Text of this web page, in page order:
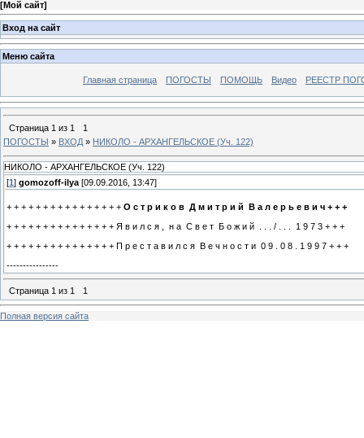
[Мой сайт]
Вход на сайт
Меню сайта
Главная страница ПОГОСТЫ ПОМОЩЬ Видео РЕЕСТР
Страница 1 из 1
1
ПОГОСТЫ » ВХОД » НИКОЛО - АРХАНГЕЛЬСКОЕ (Уч. 122)
НИКОЛО - АРХАНГЕЛЬСКОЕ (Уч. 122)
[1 ] gomozoff-ilya [09.09.2016, 13:47]
+ + + + + + + + + + + + + + + + О с т р и к о в Д м и т р и й В а л е р ь е в и ч + + +
+ + + + + + + + + + + + + + + Я в и л с я , н а С в е т Б о ж и й . . . / . . . 1 9 7 3 + + +
+ + + + + + + + + + + + + + + П р е с т а в и л с я В е ч н о с т и 0 9 . 0 8 . 1 9 9 7 + + +
----------------
Страница 1 из 1 1
Полная версия сайта